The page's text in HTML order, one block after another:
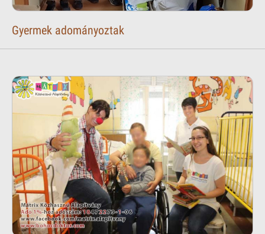
Gyermek adományoztak